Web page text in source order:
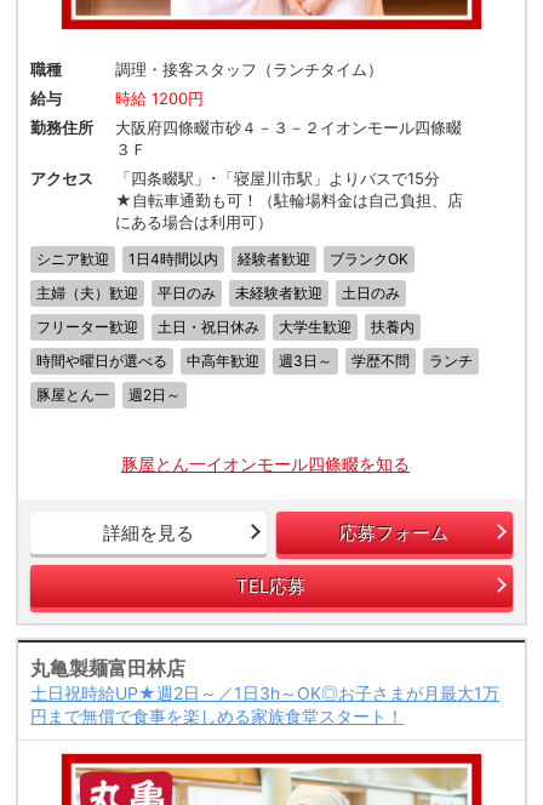
職種
調理・接客スタッフ（ランチタイム）
給与
時給 1200円
勤務住所
大阪府四條畷市砂４－３－２イオンモール四條畷
３Ｆ
アクセス
「四条畷駅」･「寝屋川市駅」よりバスで15分
★自転車通勤も可！（駐輪場料金は自己負担、店
にある場合は利用可）
シニア歓迎 1日4時間以内 経験者歓迎
ブランクOK
主婦（夫）歓迎
平日のみ 未経験者歓迎
土日のみ
フリーター歓迎
土日・祝日休み 大学生歓迎
扶養内
時間や曜日が選べる
中高年歓迎 週3日～ 学歴不問
ランチ
豚屋とん一
週2日～
豚屋とん一イオンモール四條畷を知る
詳細を見る 応募フォーム
TEL応募
丸亀製麺富田林店
土日祝時給UP★週2日～／1日3h～OK◎お子さまが月最大1万
円まで無償で食事を楽しめる家族食堂スタート！